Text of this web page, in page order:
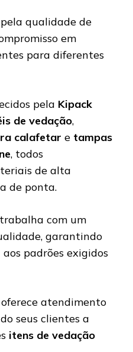
qualidade de
em
para diferentes
pela Kipack
de vedação,
calafetar e tampas
, todos
de alta
de ponta.
trabalha com um
garantindo
padrões exigidos
atendimento
seus clientes a
itens de vedação